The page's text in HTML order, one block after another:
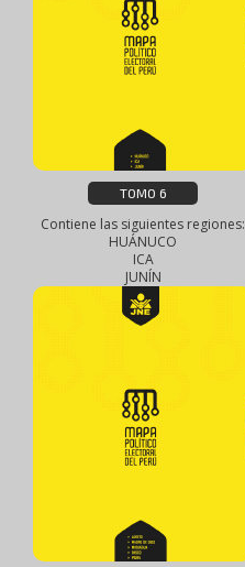
TOMO 6
Contiene las siguientes regiones:
HUÁNUCO
ICA
JUNÍN